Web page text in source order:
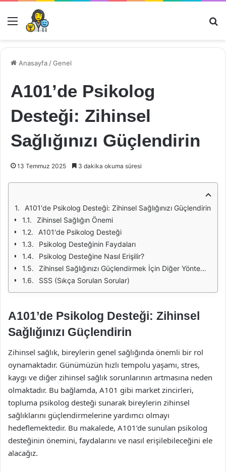
Menü
Anasayfa /Genel
A101’de Psikolog
Desteği: Zihinsel
Sağlığınızı Güçlendirin
13 Temmuz 2025 3 dakika okuma süresi
A101'de Psikolog Desteği: Zihinsel Sağlığınızı Güçlendirin
Zihinsel Sağlığın Önemi
A101'de Psikolog Desteği
Psikolog Desteğinin Faydaları
Psikolog Desteğine Nasıl Erişilir?
Zihinsel Sağlığınızı Güçlendirmek İçin Diğer Yöntemler
SSS (Sıkça Sorulan Sorular)
A101’de Psikolog Desteği: Zihinsel
Sağlığınızı Güçlendirin
Zihinsel sağlık, bireylerin genel sağlığında önemli bir rol
oynamaktadır. Günümüzün hızlı tempolu yaşamı, stres,
kaygı ve diğer zihinsel sağlık sorunlarının artmasına neden
olmaktadır. Bu bağlamda, A101 gibi market zincirleri,
topluma psikolog desteği sunarak bireylerin zihinsel
sağlıklarını güçlendirmelerine yardımcı olmayı
hedeflemektedir. Bu makalede, A101’de sunulan psikolog
desteğinin önemini, faydalarını ve nasıl erişilebileceğini ele
alacağız.